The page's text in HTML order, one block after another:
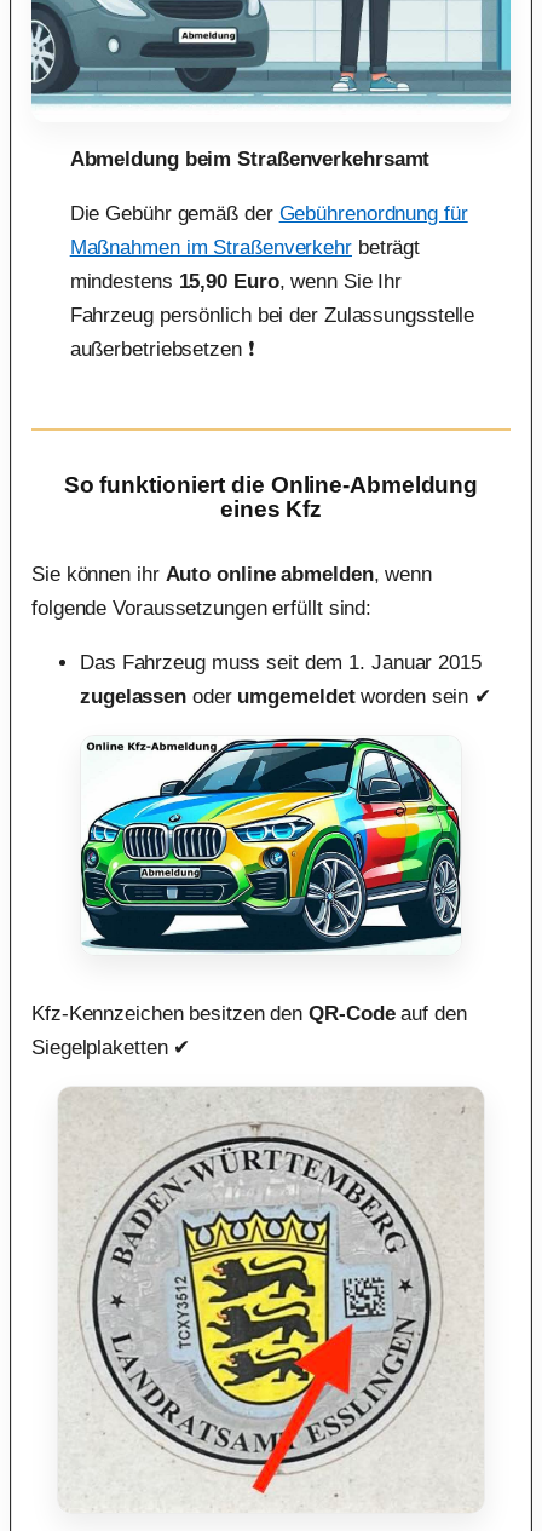
Abmeldung beim Straßenverkehrsamt
Die Gebühr gemäß der Gebührenordnung für
Maßnahmen im Straßenverkehrbeträgt
mindestens 15,90 Euro, wenn Sie Ihr
Fahrzeug persönlich bei der Zulassungsstelle
außerbetriebsetzen ❗
So funktioniert die Online-Abmeldung
eines Kfz
Sie können ihr Auto online abmelden, wenn
folgende Voraussetzungen erfüllt sind:
Das Fahrzeug muss seit dem 1. Januar 2015
zugelassen oder umgemeldetworden sein ✔︎
Kfz-Kennzeichen besitzen denQR-Codeauf den
Siegelplaketten ✔︎